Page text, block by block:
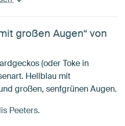
großen Augen“ von
(oder Toke in
Hellblau mit
großen, senfgrünen Augen.
Peeters.